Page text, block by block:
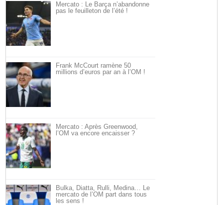
Mercato : Le Barça n’abandonne
pas le feuilleton de l’été !
Frank McCourt ramène 50
millions d’euros par an à l’OM !
Mercato : Après Greenwood,
l’OM va encore encaisser ?
Bulka, Diatta, Rulli, Medina… Le
mercato de l’OM part dans tous
les sens !